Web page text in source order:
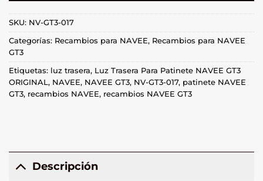
SKU: NV-GT3-017
Categorías: Recambios para NAVEE, Recambios para NAVEE
GT3
Etiquetas: luz trasera, Luz Trasera Para Patinete NAVEE GT3
ORIGINAL, NAVEE, NAVEE GT3, NV-GT3-017, patinete NAVEE
GT3, recambios NAVEE, recambios NAVEE GT3
Descripción